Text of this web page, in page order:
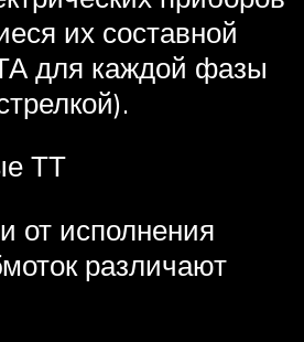
их составной
для каждой фазы
ТТ
от исполнения
различают